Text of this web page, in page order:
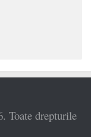
Toate drepturile